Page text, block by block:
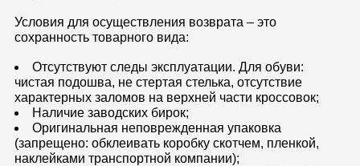
Условия для осуществления возврата – это
сохранность товарного вида:
Отсутствуют следы эксплуатации. Для обуви:
чистая подошва, не стертая стелька, отсутствие
характерных заломов на верхней части кроссовок;
Наличие заводских бирок;
Оригинальная неповрежденная упаковка
(запрещено: обклеивать коробку скотчем, пленкой,
наклейками транспортной компании);